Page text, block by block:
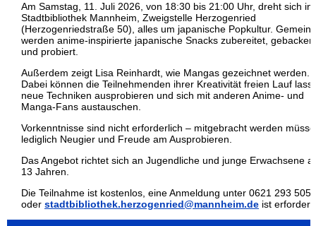
Am Samstag, 11. Juli 2026, von 18:30 bis 21:00 Uhr, dreht sich in
Stadtbibliothek Mannheim, Zweigstelle Herzogenried
(Herzogenriedstraße 50), alles um japanische Popkultur.
werden anime-inspirierte japanische Snacks zubereitet, gebacken
und probiert.
Außerdem zeigt Lisa Reinhardt, wie Mangas gezeichnet werden.
Dabei können die Teilnehmenden ihrer Kreativität freien Lauf
neue Techniken ausprobieren und sich mit anderen Anime- und
Manga-Fans austauschen.
Vorkenntnisse sind nicht erforderlich – mitgebracht werden
lediglich Neugier und Freude am Ausprobieren.
Das Angebot richtet sich an Jugendliche und junge Erwachsene
13 Jahren.
Die Teilnahme ist kostenlos, eine Anmeldung unter 0621 293 5055
oder stadtbibliothek.herzogenried@mannheim.de ist